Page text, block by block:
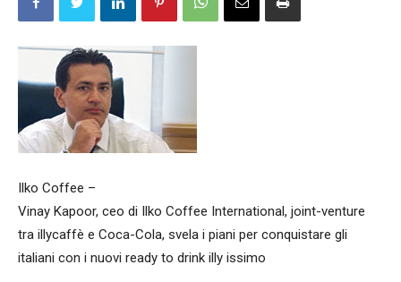
Ilko Coffee –
Vinay Kapoor, ceo di Ilko Coffee International, joint-venture
tra illycaffè e Coca-Cola, svela i piani per conquistare gli
italiani con i nuovi ready to drink illy issimo